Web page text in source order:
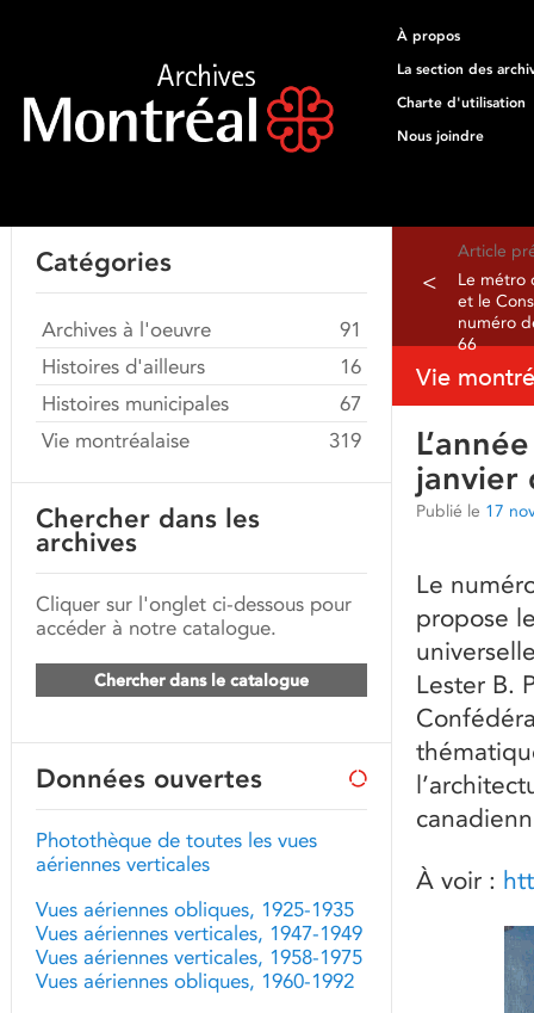
À propos
La section des
Charte d'utilisation
Nous joindre
Article
<
Le métro
et le
numéro
66
Vie
janvier
Publié le 17
Le
propose
Lester B.
À voir :
Catégories
Archives à l'oeuvre
91
Histoires d'ailleurs
16
Histoires municipales
67
Vie montréalaise
319
Chercher dans les
archives
Cliquer sur l'onglet ci-dessous pour
accéder à notre catalogue.
Chercher dans le catalogue
Données ouvertes
Photothèque de toutes les vues
aériennes verticales
Vues aériennes obliques, 1925-1935
Vues aériennes verticales, 1947-1949
Vues aériennes verticales, 1958-1975
Vues aériennes obliques, 1960-1992